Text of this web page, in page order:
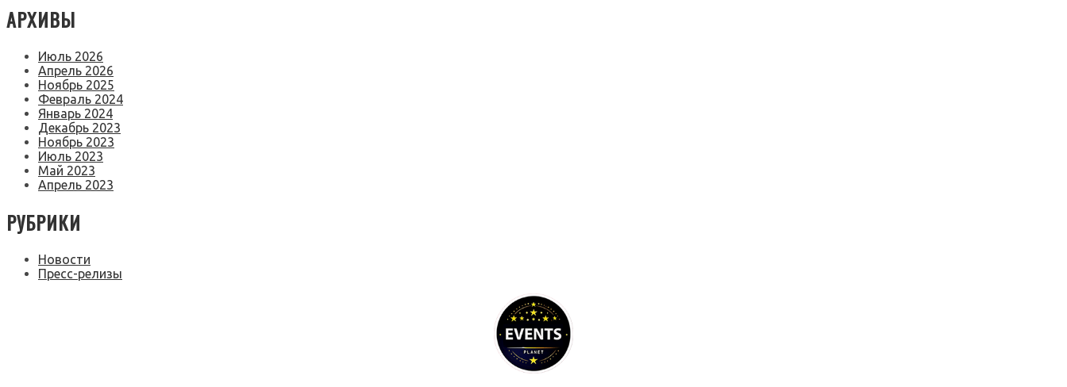
АРХИВЫ
Июль 2026
Апрель 2026
Ноябрь 2025
Февраль 2024
Январь 2024
Декабрь 2023
Ноябрь 2023
Июль 2023
Май 2023
Апрель 2023
РУБРИКИ
Новости
Пресс-релизы